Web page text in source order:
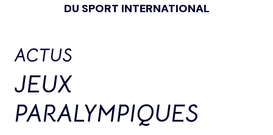
DU SPORT INTERNATIONAL
ACTUS
JEUX
PARALYMPIQUES